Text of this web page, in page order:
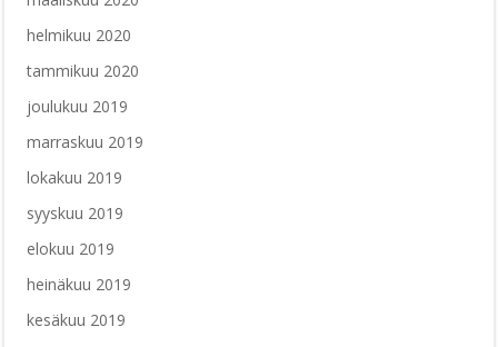
helmikuu 2020
tammikuu 2020
joulukuu 2019
marraskuu 2019
lokakuu 2019
syyskuu 2019
elokuu 2019
heinäkuu 2019
kesäkuu 2019